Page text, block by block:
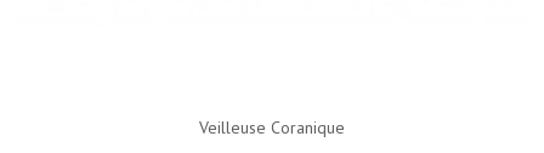
Veilleuse Coranique